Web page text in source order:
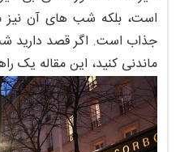
است، بلکه شب‌ های آن نیز
جذاب است. اگر قصد دارید
ماندنی کنید، این مقاله یک